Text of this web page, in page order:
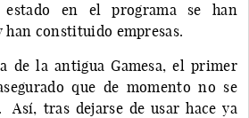
en el programa se han
han constituido empresas.
de la antigua Gamesa, el primer
que de momento no se
Así, tras dejarse de usar hace ya